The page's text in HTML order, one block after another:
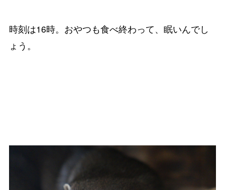
時刻は16時。おやつも食べ終わって、眠いんでし
ょう。